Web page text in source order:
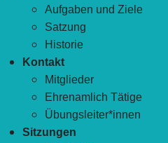
Aufgaben und Ziele
Satzung
Historie
Kontakt
Mitglieder
Ehrenamlich Tätige
Übungsleiter*innen
Sitzungen